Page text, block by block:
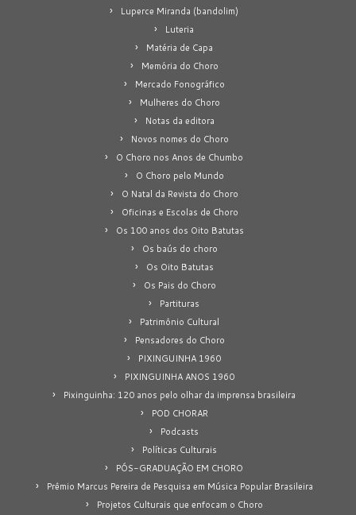
Luperce Miranda (bandolim)
Luteria
Matéria de Capa
Memória do Choro
Mercado Fonográfico
Mulheres do Choro
Notas da editora
Novos nomes do Choro
O Choro nos Anos de Chumbo
O Choro pelo Mundo
O Natal da Revista do Choro
Oficinas e Escolas de Choro
Os 100 anos dos Oito Batutas
Os baús do choro
Os Oito Batutas
Os Pais do Choro
Partituras
Patrimônio Cultural
Pensadores do Choro
PIXINGUINHA 1960
PIXINGUINHA ANOS 1960
Pixinguinha: 120 anos pelo olhar da imprensa brasileira
POD CHORAR
Podcasts
Políticas Culturais
PÓS-GRADUAÇÃO EM CHORO
Prêmio Marcus Pereira de Pesquisa em Música Popular Brasileira
Projetos Culturais que enfocam o Choro